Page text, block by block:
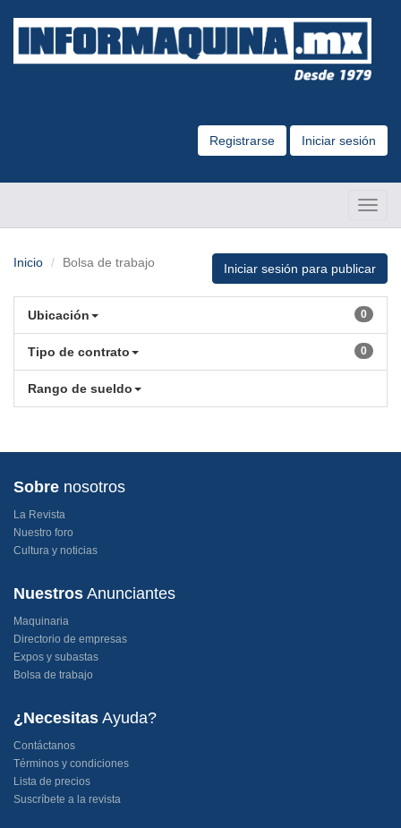
Registrarse Iniciar sesión
Iniciar sesión para publicar
Inicio Bolsa de trabajo
Ubicación 0
Tipo de contrato 0
Rango de sueldo
Sobre nosotros
La Revista
Nuestro foro
Cultura y noticias
Nuestros Anunciantes
Maquinaria
Directorio de empresas
Expos y subastas
Bolsa de trabajo
¿Necesitas Ayuda?
Contáctanos
Términos y condiciones
Lista de precios
Suscríbete a la revista